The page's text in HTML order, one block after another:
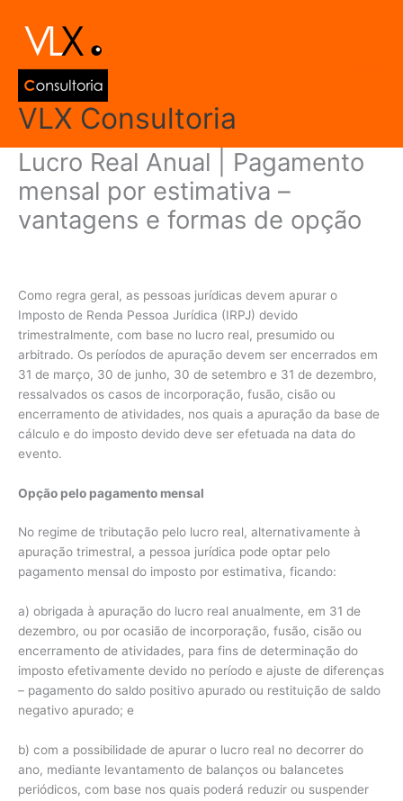
para
conteúdo
VLX Consultoria
Lucro Real Anual | Pagamento
mensal por estimativa –
vantagens e formas de opção
Como regra geral, as pessoas jurídicas devem apurar o
Imposto de Renda Pessoa Jurídica (IRPJ) devido
trimestralmente, com base no lucro real, presumido ou
arbitrado. Os períodos de apuração devem ser encerrados em
31 de março, 30 de junho, 30 de setembro e 31 de dezembro,
ressalvados os casos de incorporação, fusão, cisão ou
encerramento de atividades, nos quais a apuração da base de
cálculo e do imposto devido deve ser efetuada na data do
evento.
Opção pelo pagamento mensal
No regime de tributação pelo lucro real, alternativamente à
apuração trimestral, a pessoa jurídica pode optar pelo
pagamento mensal do imposto por estimativa, ficando:
a) obrigada à apuração do lucro real anualmente, em 31 de
dezembro, ou por ocasião de incorporação, fusão, cisão ou
encerramento de atividades, para fins de determinação do
imposto efetivamente devido no período e ajuste de diferenças
– pagamento do saldo positivo apurado ou restituição de saldo
negativo apurado; e
b) com a possibilidade de apurar o lucro real no decorrer do
ano, mediante levantamento de balanços ou balancetes
periódicos, com base nos quais poderá reduzir ou suspender